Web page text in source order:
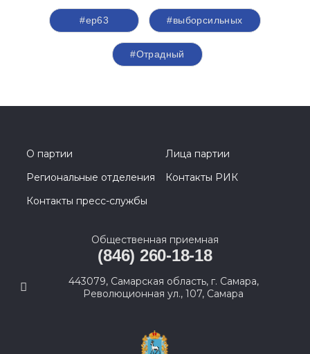
#ер63 #выборсильных
#Отрадный
О партии
Лица партии
Региональные отделения
Контакты РИК
Контакты пресс-службы
Общественная приемная
(846) 260-18-18
443079, Самарская область, г. Самара,
Революционная ул., 107, Самара